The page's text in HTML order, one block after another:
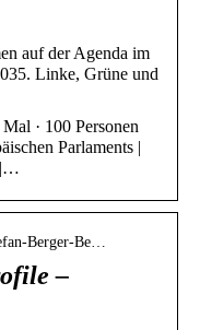
auf der Agenda im
Linke, Grüne und
· 100 Personen
Parlaments |
|…
Berger-Be…
–